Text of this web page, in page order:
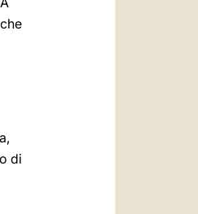
di